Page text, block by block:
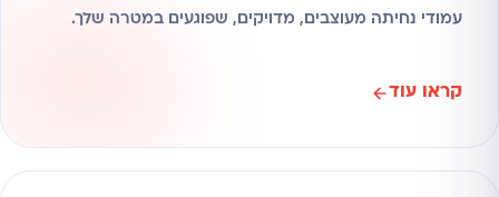
עמודי נחיתה מעוצבים, מדויקים, שפוגעים במטרה שלך.
קראו עוד